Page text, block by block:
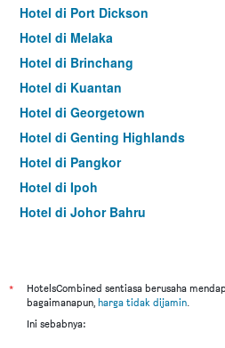
Hotel di Port Dickson
Hotel di Melaka
Hotel di Brinchang
Hotel di Kuantan
Hotel di Georgetown
Hotel di Genting Highlands
Hotel di Pangkor
Hotel di Ipoh
Hotel di Johor Bahru
Hotel di Kuching
Hotel di Tokyo
*
HotelsCombined sentiasa berusaha
bagaimanapun, harga tidak dijamin.
Ini sebabnya: